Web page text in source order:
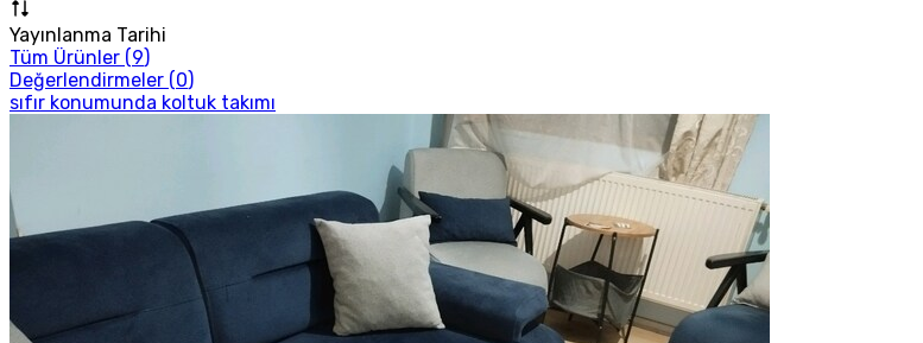
Yayınlanma Tarihi
Tüm Ürünler (9)
Değerlendirmeler (0)
sıfır konumunda koltuk takımı